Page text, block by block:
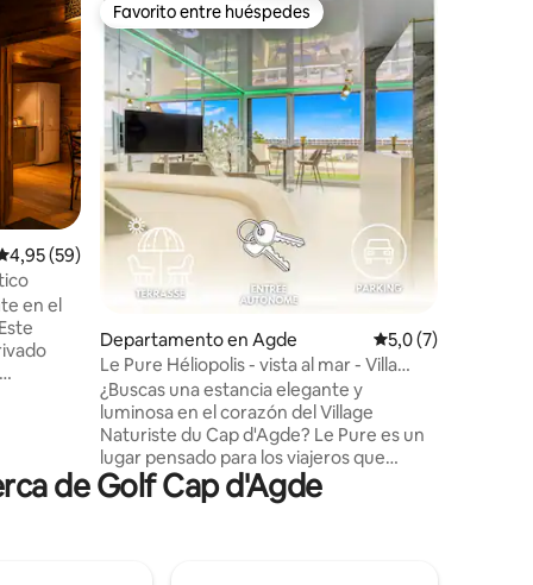
promedio: 4,95 de 5. 59 evaluaciones
4,95 (59)
en el
de
Favorito entre huéspedes
Favorito entre huéspedes
Departamento en Agde Calificación
5,0 (7)
Le Pure Héliopolis - vista al mar - Villa
naturista
¿Buscas una estancia elegante y
luminosa en el corazón del Village
Naturiste du Cap d'Agde? Le Pure es un
lugar pensado para los viajeros que
buscan comodidad, estilo, vista al mar y
proximidad inmediata a la playa. 🌊
de Golf Cap d'Agde